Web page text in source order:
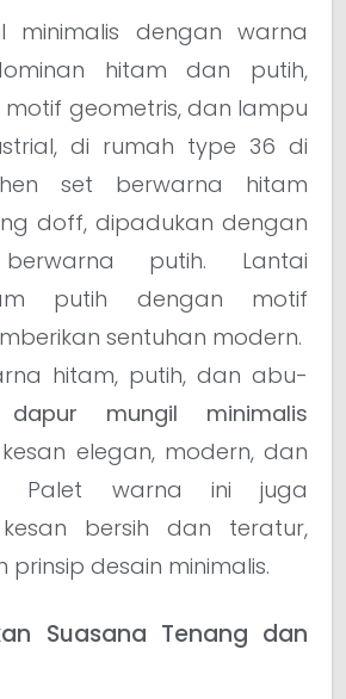
minimalis dengan warna
hitam dan putih,
motif geometris, dan lampu
di rumah type 36 di
set berwarna hitam
doff, dipadukan dengan
putih. Lantai
putih dengan motif
sentuhan modern.
hitam, putih, dan abu-
dapur mungil minimalis
elegan, modern, dan
Palet warna ini juga
bersih dan teratur,
prinsip desain minimalis.
Suasana Tenang dan